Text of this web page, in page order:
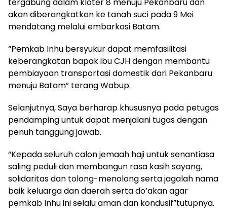
tergabung dalam kloter 8 menuju Pekanbaru dan
akan diberangkatkan ke tanah suci pada 9 Mei
mendatang melalui embarkasi Batam.
“Pemkab Inhu bersyukur dapat memfasilitasi
keberangkatan bapak ibu CJH dengan membantu
pembiayaan transportasi domestik dari Pekanbaru
menuju Batam” terang Wabup.
Selanjutnya, Saya berharap khususnya pada petugas
pendamping untuk dapat menjalani tugas dengan
penuh tanggung jawab.
“Kepada seluruh calon jemaah haji untuk senantiasa
saling peduli dan membangun rasa kasih sayang,
solidaritas dan tolong-menolong serta jagalah nama
baik keluarga dan daerah serta do’akan agar
pemkab Inhu ini selalu aman dan kondusif”tutupnya.